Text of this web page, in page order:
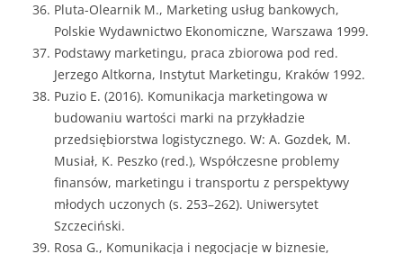
Pluta-Olearnik M., Marketing usług bankowych,
Polskie Wydawnictwo Ekonomiczne, Warszawa 1999.
Podstawy marketingu, praca zbiorowa pod red.
Jerzego Altkorna, Instytut Marketingu, Kraków 1992.
Puzio E. (2016). Komunikacja marketingowa w
budowaniu wartości marki na przykładzie
przedsiębiorstwa logistycznego. W: A. Gozdek, M.
Musiał, K. Peszko (red.), Współczesne problemy
finansów, marketingu i transportu z perspektywy
młodych uczonych (s. 253–262). Uniwersytet
Szczeciński.
Rosa G., Komunikacja i negocjacje w biznesie,